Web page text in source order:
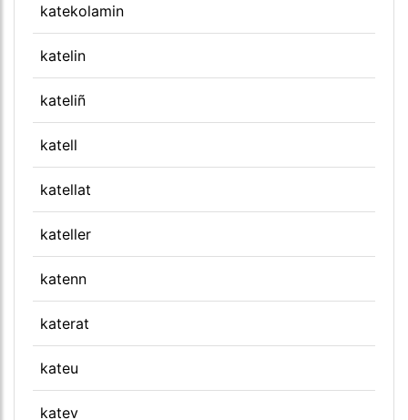
katekolamin
katelin
kateliñ
katell
katellat
kateller
katenn
katerat
kateu
katev